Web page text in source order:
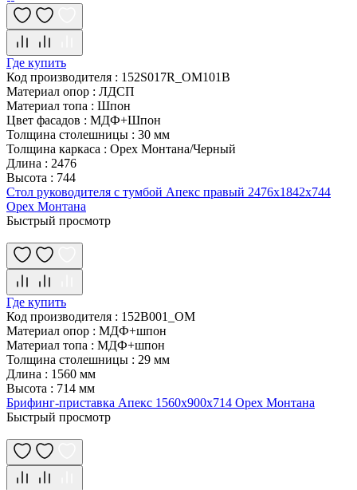
Где купить
Код производителя : 152S017R_OM101B
Материал опор : ЛДСП
Материал топа : Шпон
Цвет фасадов : МДФ+Шпон
Толщина столешницы : 30 мм
Толщина каркаса : Орех Монтана/Черный
Длина : 2476
Высота : 744
Стол руководителя с тумбой Апекс правый 2476х1842х744
Орех Монтана
Быстрый просмотр
Где купить
Код производителя : 152B001_OM
Материал опор : МДФ+шпон
Материал топа : МДФ+шпон
Толщина столешницы : 29 мм
Длина : 1560 мм
Высота : 714 мм
Брифинг-приставка Апекс 1560х900х714 Орех Монтана
Быстрый просмотр